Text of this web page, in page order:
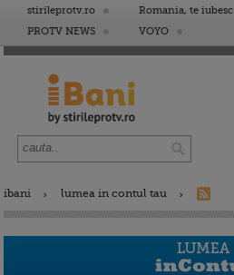
stirileprotv.ro Romania, te iubesc
PROTV NEWS
VOYO
ibani lumea in contul tau